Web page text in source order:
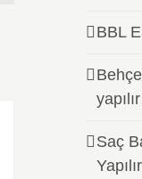
BBL
Saç